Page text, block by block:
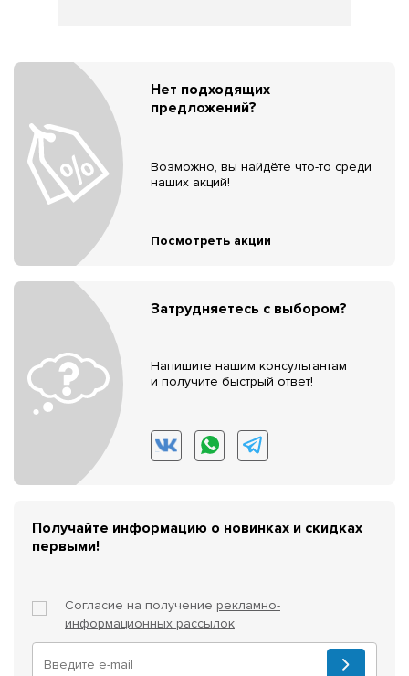
Нет подходящих
предложений?
Возможно, вы найдёте что-то среди
наших акций!
Посмотреть акции
Затрудняетесь с выбором?
Напишите нашим консультантам
и получите быстрый ответ!
Получайте информацию о новинках и скидках
первыми!
Согласие на получение рекламно-
информационных рассылок